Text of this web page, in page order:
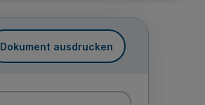
Dokument ausdrucken